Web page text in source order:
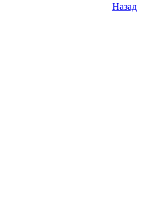
Назад